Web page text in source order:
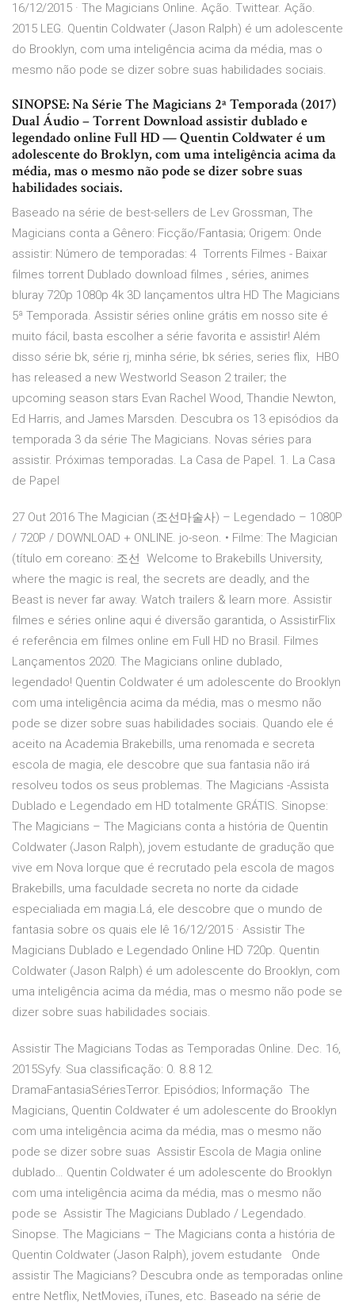
16/12/2015 · The Magicians Online. Ação. Twittear. Ação.
2015 LEG. Quentin Coldwater (Jason Ralph) é um adolescente
do Brooklyn, com uma inteligência acima da média, mas o
mesmo não pode se dizer sobre suas habilidades sociais.
SINOPSE: Na Série The Magicians 2ª Temporada (2017)
Dual Áudio – Torrent Download assistir dublado e
legendado online Full HD — Quentin Coldwater é um
adolescente do Broklyn, com uma inteligência acima da
média, mas o mesmo não pode se dizer sobre suas
habilidades sociais.
Baseado na série de best-sellers de Lev Grossman, The
Magicians conta a Gênero: Ficção/Fantasia; Origem: Onde
assistir: Número de temporadas: 4 Torrents Filmes - Baixar
filmes torrent Dublado download filmes , séries, animes
bluray 720p 1080p 4k 3D lançamentos ultra HD The Magicians
5ª Temporada. Assistir séries online grátis em nosso site é
muito fácil, basta escolher a série favorita e assistir! Além
disso série bk, série rj, minha série, bk séries, series flix, HBO
has released a new Westworld Season 2 trailer; the
upcoming season stars Evan Rachel Wood, Thandie Newton,
Ed Harris, and James Marsden. Descubra os 13 episódios da
temporada 3 da série The Magicians. Novas séries para
assistir. Próximas temporadas. La Casa de Papel. 1. La Casa
de Papel
27 Out 2016 The Magician (조선마술사) – Legendado – 1080P
/ 720P / DOWNLOAD + ONLINE. jo-seon. • Filme: The Magician
(título em coreano: 조선 Welcome to Brakebills University,
where the magic is real, the secrets are deadly, and the
Beast is never far away. Watch trailers & learn more. Assistir
filmes e séries online aqui é diversão garantida, o AssistirFlix
é referência em filmes online em Full HD no Brasil. Filmes
Lançamentos 2020. The Magicians online dublado,
legendado! Quentin Coldwater é um adolescente do Brooklyn
com uma inteligência acima da média, mas o mesmo não
pode se dizer sobre suas habilidades sociais. Quando ele é
aceito na Academia Brakebills, uma renomada e secreta
escola de magia, ele descobre que sua fantasia não irá
resolveu todos os seus problemas. The Magicians -Assista
Dublado e Legendado em HD totalmente GRÁTIS. Sinopse:
The Magicians – The Magicians conta a história de Quentin
Coldwater (Jason Ralph), jovem estudante de gradução que
vive em Nova Iorque que é recrutado pela escola de magos
Brakebills, uma faculdade secreta no norte da cidade
especialiada em magia.Lá, ele descobre que o mundo de
fantasia sobre os quais ele lê 16/12/2015 · Assistir The
Magicians Dublado e Legendado Online HD 720p. Quentin
Coldwater (Jason Ralph) é um adolescente do Brooklyn, com
uma inteligência acima da média, mas o mesmo não pode se
dizer sobre suas habilidades sociais.
Assistir The Magicians Todas as Temporadas Online. Dec. 16,
2015Syfy. Sua classificação: 0. 8.8 12.
DramaFantasiaSériesTerror. Episódios; Informação The
Magicians, Quentin Coldwater é um adolescente do Brooklyn
com uma inteligência acima da média, mas o mesmo não
pode se dizer sobre suas Assistir Escola de Magia online
dublado… Quentin Coldwater é um adolescente do Brooklyn
com uma inteligência acima da média, mas o mesmo não
pode se Assistir The Magicians Dublado / Legendado.
Sinopse. The Magicians – The Magicians conta a história de
Quentin Coldwater (Jason Ralph), jovem estudante Onde
assistir The Magicians? Descubra onde as temporadas online
entre Netflix, NetMovies, iTunes, etc. Baseado na série de